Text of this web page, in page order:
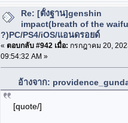
Re: [ตั้งฐาน]genshin
impact(breath of the waifu
?)PC/PS4/iOS/แอนดรอยด์
« ตอบกลับ #942 เมื่อ: กรกฎาคม 20,
09:54:32 AM »
อ้างจาก:
[quote/]